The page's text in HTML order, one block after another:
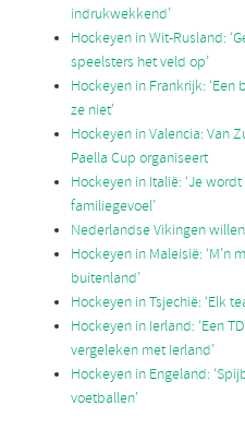
indrukwekkend’
Hockeyen in Wit-Rusland:
speelsters het veld op’
Hockeyen in Frankrijk:
ze niet’
Hockeyen in Valencia: Van
Paella Cup organiseert
Hockeyen in Italië: ‘Je
familiegevoel’
Nederlandse Vikingen
Hockeyen in Maleisië: ‘M’n
buitenland’
Hockeyen in Tsjechië: ‘Elk
Hockeyen in Ierland: ‘Een
vergeleken met Ierland’
Hockeyen in Engeland:
voetballen’